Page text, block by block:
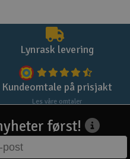
Lynrask levering
Kundeomtale på prisjakt
Les våre omtaler
først!